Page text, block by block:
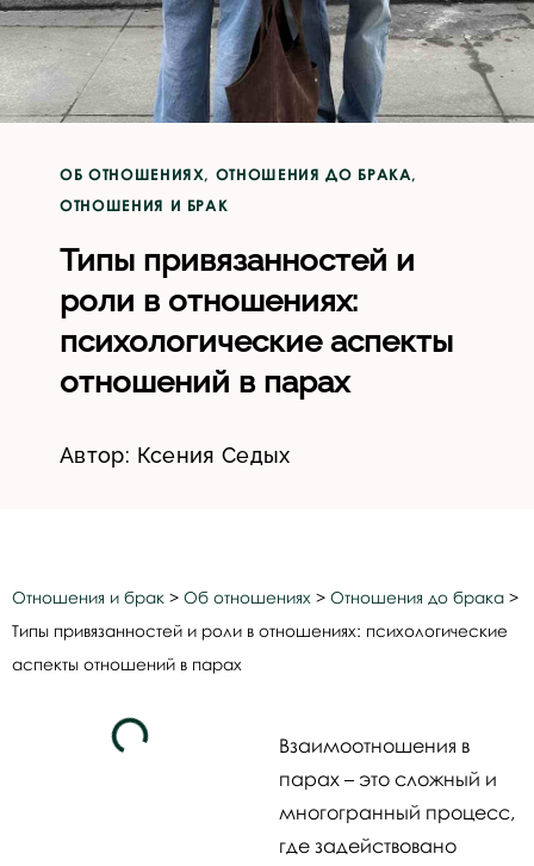
ОБ ОТНОШЕНИЯХ, ОТНОШЕНИЯ ДО БРАКА,
ОТНОШЕНИЯ И БРАК
Типы привязанностей и
роли в отношениях:
психологические аспекты
отношений в парах
Автор: Ксения Седых
Отношения и брак > Об отношениях > Отношения до брака >
Типы привязанностей и роли в отношениях: психологические
аспекты отношений в парах
Взаимоотношения в
парах – это сложный и
многогранный процесс,
где задействовано